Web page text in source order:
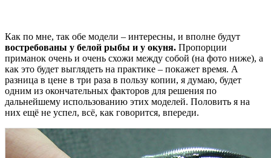
Как по мне, так обе модели – интересны, и вполне будут
востребованы у белой рыбы и у окуня. Пропорции
приманок очень и очень схожи между собой (на фото ниже), а
как это будет выглядеть на практике – покажет время. А
разница в цене в три раза в пользу копии, я думаю, будет
одним из окончательных факторов для решения по
дальнейшему использованию этих моделей. Половить я на
них ещё не успел, всё, как говорится, впереди.